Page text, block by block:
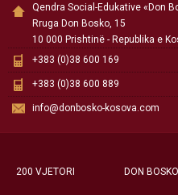
Qendra Social-Edukative «Don
Rruga Don Bosko, 15
10 000 Prishtinë - Republika e
+383 (0)38 600 169
+383 (0)38 600 889
info@donbosko-kosova.com
200 VJETORI DON BOSKO